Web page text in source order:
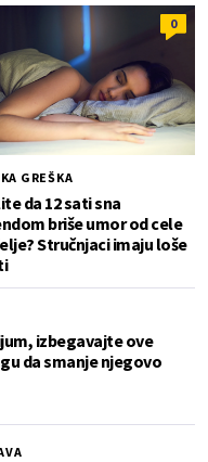
0
GREŠKA
da 12 sati sna
briše umor od cele
Stručnjaci imaju loše
izbegavajte ove
da smanje njegovo